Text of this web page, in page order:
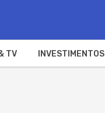
TV INVESTIMENTOS